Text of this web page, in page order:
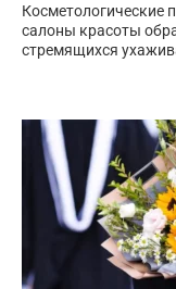
Косметологические
салоны красоты
стремящихся